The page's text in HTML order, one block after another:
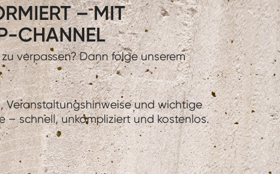
– MIT
CHANNEL
verpassen? Dann folge unserem
Veranstaltungshinweise und wichtige
schnell, unkompliziert und kostenlos.